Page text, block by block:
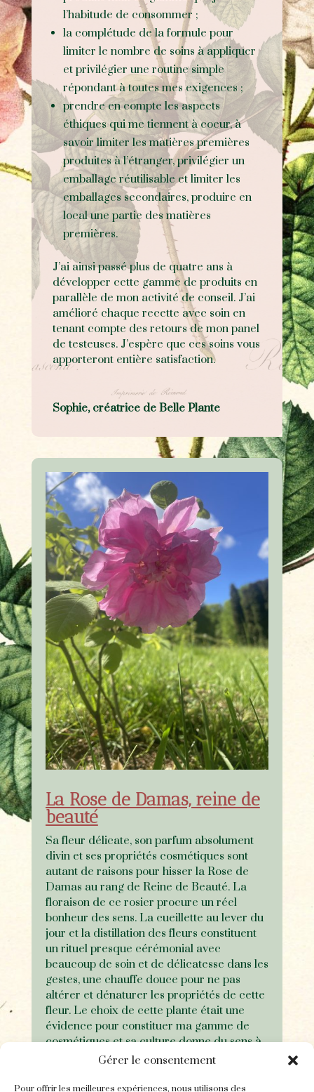
Gérer le consentement
Pour offrir les meilleures expériences, nous utilisons des
l’habitude de consommer ;
la complétude de la formule pour
limiter le nombre de soins à appliquer
et privilégier une routine simple
répondant à toutes mes exigences ;
prendre en compte les aspects
éthiques qui me tiennent à coeur, à
savoir limiter les matières premières
produites à l’étranger, privilégier un
emballage réutilisable et limiter les
emballages secondaires, produire en
local une partie des matières
premières.
J’ai ainsi passé plus de quatre ans à
développer cette gamme de produits en
parallèle de mon activité de conseil. J’ai
amélioré chaque recette avec soin en
tenant compte des retours de mon panel
de testeuses. J’espère que ces soins vous
apporteront entière satisfaction.
Sophie, créatrice de Belle Plante
La Rose de Damas, reine de
beauté
Sa fleur délicate, son parfum absolument
divin et ses propriétés cosmétiques sont
autant de raisons pour hisser la Rose de
Damas au rang de Reine de Beauté. La
floraison de ce rosier procure un réel
bonheur des sens. La cueillette au lever du
jour et la distillation des fleurs constituent
un rituel presque cérémonial avec
beaucoup de soin et de délicatesse dans les
gestes, une chauffe douce pour ne pas
altérer et dénaturer les propriétés de cette
fleur. Le choix de cette plante était une
évidence pour constituer ma gamme de
cosmétiques et sa culture donne du sens à